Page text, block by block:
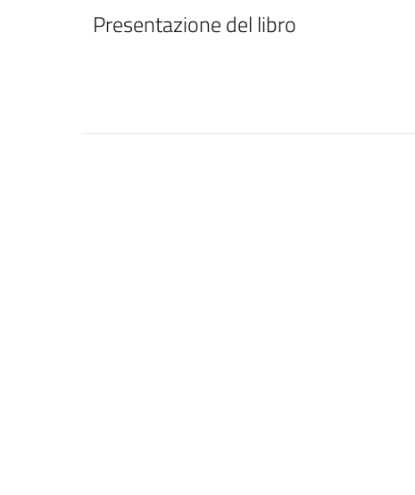
Presentazione del libro